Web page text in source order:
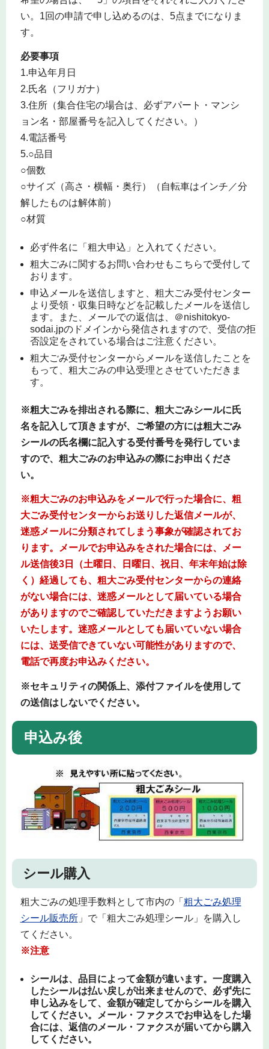
い。1回の申請で申し込めるのは、5点までになりま
す。
必要事項
1.申込年月日
2.氏名（フリガナ）
3.住所（集合住宅の場合は、必ずアパート・マンシ
ョン名・部屋番号を記入してください。）
4.電話番号
5.○品目
○個数
○サイズ（高さ・横幅・奥行）（自転車はインチ／分
解したものは解体前）
○材質
必ず件名に「粗大申込」と入れてください。
粗大ごみに関するお問い合わせもこちらで受付して
おります。
申込メールを送信しますと、粗大ごみ受付センター
より受領・収集日時などを記載したメールを送信し
ます。また、メールでの返信は、＠nishitokyo-
sodai.jpのドメインから発信されますので、受信の拒
否設定をされている場合はご注意ください。
粗大ごみ受付センターからメールを送信したことを
もって、粗大ごみの申込受理とさせていただきま
す。
※粗大ごみを排出される際に、粗大ごみシールに氏
名を記入して頂きますが、ご希望の方には粗大ごみ
シールの氏名欄に記入する受付番号を発行していま
すので、粗大ごみのお申込みの際にお申出くださ
い。
※粗大ごみのお申込みをメールで行った場合に、粗
大ごみ受付センターからお送りした返信メールが、
迷惑メールに分類されてしまう事象が確認されてお
ります。メールでお申込みをされた場合には、メー
ル送信後3日（土曜日、日曜日、祝日、年末年始は除
く）経過しても、粗大ごみ受付センターからの連絡
がない場合には、迷惑メールとして届いている場合
がありますのでご確認していただきますようお願い
いたします。迷惑メールとしても届いていない場合
には、送受信できていない可能性がありますので、
電話で再度お申込みください。
※セキュリティの関係上、添付ファイルを使用して
の送信はしないでください。
申込み後
シール購入
粗大ごみの処理手数料として市内の「 粗大ごみ処理
シール販売所」で「粗大ごみ処理シール」を購入し
てください。
※注意
シールは、品目によって金額が違います。一度購入
したシールは払い戻しが出来ませんので、必ず先に
申し込みをして、金額が確定してからシールを購入
してください。メール・ファクスでお申込をした場
合には、返信のメール・ファクスが届いてから購入
してください。